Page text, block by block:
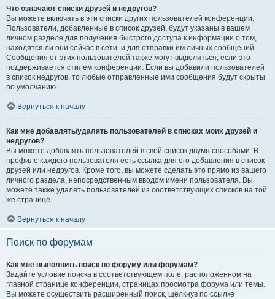
Что означают списки друзей и недругов?
Вы можете включать в эти списки других пользователей конференции.
Пользователи, добавленные в список друзей, будут указаны в вашем
личном разделе для получения быстрого доступа к информации о том,
находятся ли они сейчас в сети, и для отправки им личных сообщений.
Сообщения от этих пользователей также могут выделяться, если это
поддерживается стилем конференции. Если вы добавили пользователей
в список недругов, то любые отправленные ими сообщения будут скрыты
по умолчанию.
Вернуться к началу
Как мне добавлять/удалять пользователей в списках моих друзей и
недругов?
Вы можете добавлять пользователей в свой список двумя способами. В
профиле каждого пользователя есть ссылка для его добавления в список
друзей или недругов. Кроме того, вы можете сделать это прямо из вашего
личного раздела, непосредственным вводом имени пользователя. Вы
можете также удалять пользователей из соответствующих списков на той
же странице.
Вернуться к началу
Поиск по форумам
Как мне выполнить поиск по форуму или форумам?
Задайте условие поиска в соответствующем поле, расположенном на
главной странице конференции, страницах просмотра форума или темы.
Вы можете осуществить расширенный поиск, щёлкнув по ссылке